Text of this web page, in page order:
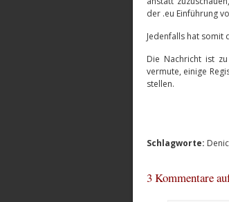
der .eu Einführung
Jedenfalls hat somit
Die Nachricht ist
vermute, einige
stellen.
Schlagworte: Denic
3 Kommentare